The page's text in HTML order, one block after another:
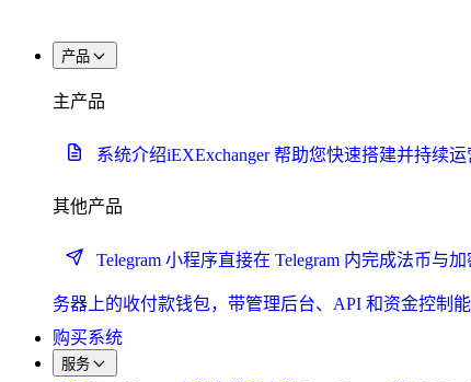
产品
主产品
系统介绍iEXExchanger 帮助您快速搭建并持续
其他产品
Telegram 小程序直接在 Telegram 内完成法币与加
务器上的收付款钱包，带管理后台、API 和资金控制能
购买系统
服务